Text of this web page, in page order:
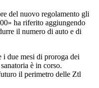
del nuovo regolamento gli
ha riferito aggiungendo
il numero di auto e di
i due mesi di proroga dei
è in corso.
il perimetro delle Ztl